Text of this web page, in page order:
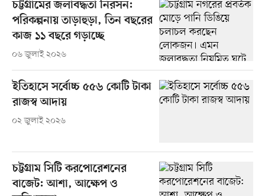
চট্টগ্রামের জলাবদ্ধতা নিরসন:
পরিকল্পনায় তাড়াহুড়া, তিন বছরের
কাজ ১১ বছরে গড়াচ্ছে
০৬ জুলাই ২০২৬
ইতিহাসে সর্বোচ্চ ৫৫৬ কোটি টাকা
রাজস্ব আদায়
০২ জুলাই ২০২৬
চট্টগ্রাম সিটি করপোরেশনের
বাজেট: আশা, আক্ষেপ ও